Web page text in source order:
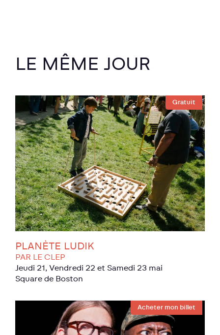
LE MÊME JOUR
Gratuit
PLANÈTE LUDIK
PAR LE CLEP
Jeudi 21, Vendredi 22 et Samedi 23 mai
Square de Boston
Acheter mon billet